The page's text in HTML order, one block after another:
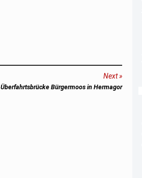
Next
Next
Überfahrtsbrücke Bürgermoos in Hermagor